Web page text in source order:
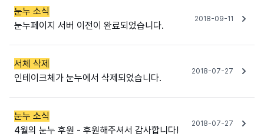
눈누 소식
눈누페이지 서버 이전이 완료되었습니다.
2018-09-11
서체 삭제
인테이크체가 눈누에서 삭제되었습니다.
2018-07-27
눈누 소식
4월의 눈누 후원 - 후원해주셔서 감사합니다!
2018-07-27